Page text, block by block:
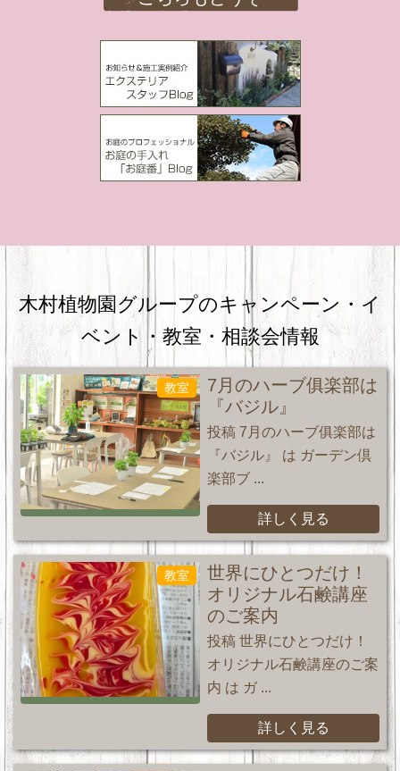
木村植物園グループのキャンペーン・ イ
ベント・教室・相談会情報
教室
7月のハーブ俱楽部は
『バジル』
投稿 7月のハーブ俱楽部は
『バジル』 は ガーデン倶
楽部ブ ...
詳しく見る
教室
世界にひとつだけ！
オリジナル石鹸講座
のご案内
投稿 世界にひとつだけ！
オリジナル石鹸講座のご案
内 は ガ ...
詳しく見る